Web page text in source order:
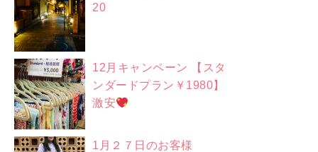
20
12月キャンペーン 【スタ
ンダードプラン￥1980】
激安
1月２７日のお客様